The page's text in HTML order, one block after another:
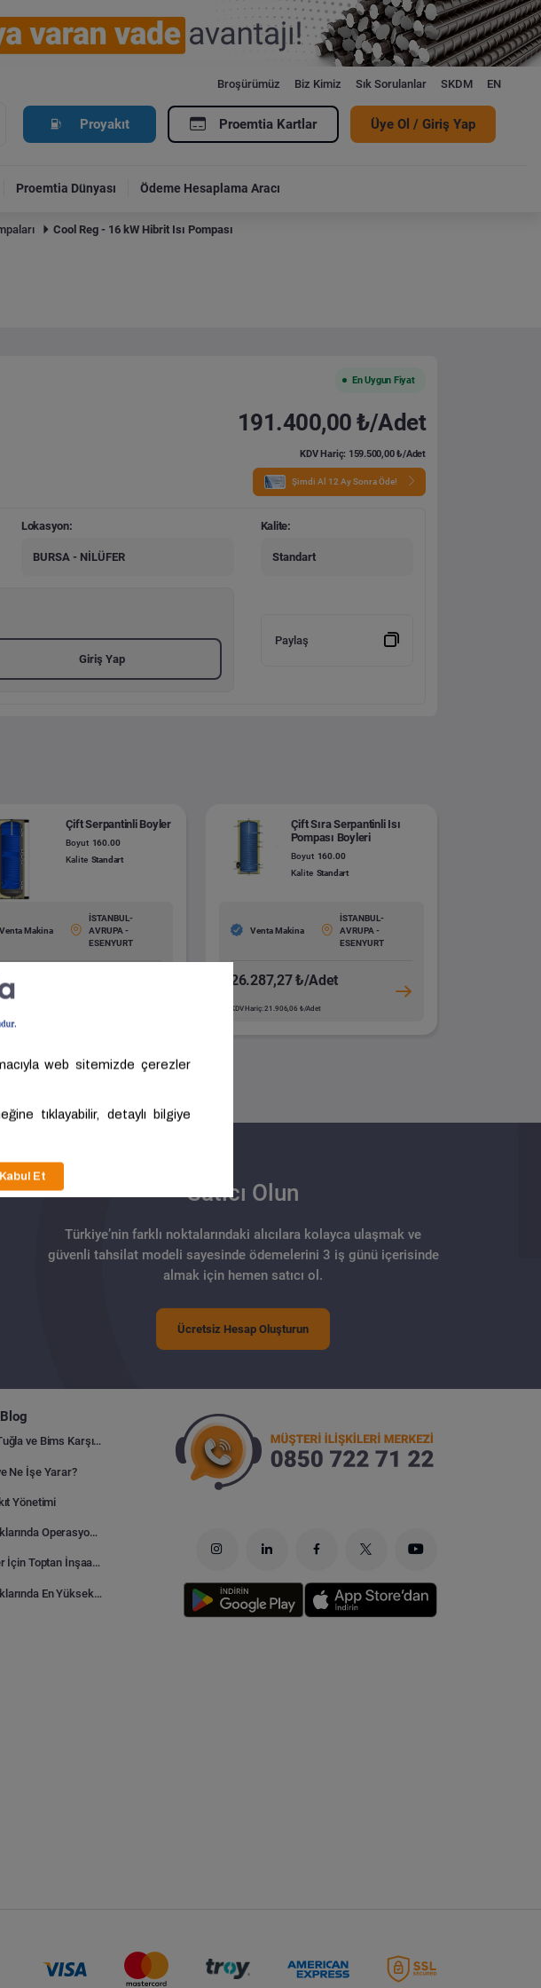
Broşürümüz Biz Kimiz Sık Sorulanlar SKDM EN
Proyakıt Proemtia Kartlar Üye Ol / Giriş Yap
Proemtia Dünyası Ödeme Hesaplama Aracı
Cool Reg - 16 kW Hibrit Isı Pompası
En Uygun Fiyat
191.400,00 ₺/Adet
KDV Hariç: 159.500,00 ₺/Adet
Şimdi Al 12 Ay Sonra Öde!
Lokasyon:
BURSA - NİLÜFER
Kalite:
Standart
Giriş Yap
Paylaş
Çift Serpantinli Boyler
Boyut 160.00
Kalite Standart
Venta Makina
İSTANBUL-
AVRUPA -
ESENYURT
₺/Adet
Çift Sıra Serpantinli Isı
Pompası Boyleri
Boyut 160.00
Kalite Standart
Venta Makina
İSTANBUL-
AVRUPA -
ESENYURT
26.287,27 ₺/Adet
KDV Hariç: 21.906,06 ₺/Adet
Satıcı Olun
Türkiye’nin farklı noktalarındaki alıcılara kolayca ulaşmak ve
güvenli tahsilat modeli sayesinde ödemelerini 3 iş günü içerisinde
almak için hemen satıcı ol.
Ücretsiz Hesap Oluşturun
Gazbeton, Tuğla ve Bims Karşılaştırması: Hangisi Daha Avantajlı?
Ne İşe Yarar?
Yönetimi
Maden Ocaklarında Operasyonel Verimlilik Nasıl Arttırılır?
Müteahhitler İçin Toptan İnşaat Malzemesi Satın Alma Rehberi
Maden Ocaklarında En Yüksek Gider Kalemleri Nelerdir?